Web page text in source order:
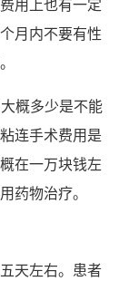
用上也有一定
月内不要有性
概多少是不能
连手术费用是
在一万块钱左
药物治疗。
天左右。患者